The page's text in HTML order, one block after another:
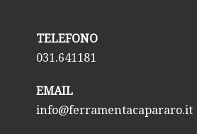
TELEFONO
031.641181
EMAIL
info@ferramentacapararo.it